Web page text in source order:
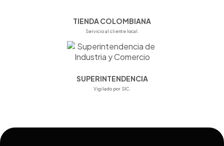
TIENDA COLOMBIANA
Servicio al cliente local.
SUPERINTENDENCIA
Vigilado por SIC.